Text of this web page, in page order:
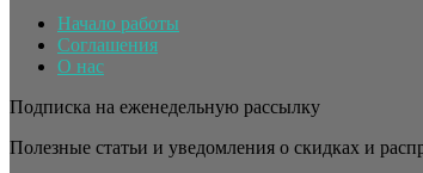
Начало работы
Соглашения
О нас
Подписка на еженедельную рассылку
Полезные статьи и уведомления о скидках и